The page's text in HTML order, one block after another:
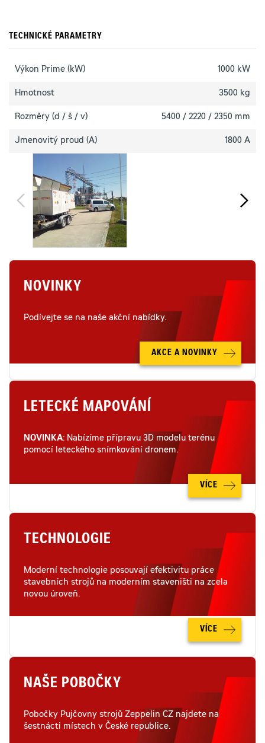
TECHNICKÉ PARAMETRY
Výkon Prime (kW) 1000 kW
Hmotnost 3500 kg
Rozměry (d / š / v) 5400 / 2220 / 2350 mm
Jmenovitý proud (A) 1800 A
NOVINKY
Podívejte se na naše akční nabídky.
AKCE A NOVINKY
LETECKÉ MAPOVÁNÍ
NOVINKA: Nabízíme přípravu 3D modelu terénu
pomocí leteckého snímkování dronem.
VÍCE
TECHNOLOGIE
Moderní technologie posouvají efektivitu práce
stavebních strojů na moderním staveništi na zcela
novou úroveň.
VÍCE
NAŠE POBOČKY
Pobočky Pujčovny strojů Zeppelin CZ najdete na
šestnácti místech v České republice.